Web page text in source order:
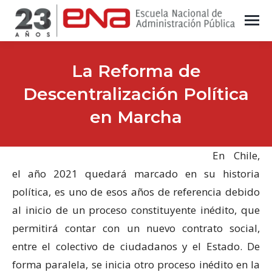
La Reforma de
Descentralización Política
en Marcha
En Chile,
el año 2021 quedará marcado en su historia
política, es uno de esos años de referencia debido
al inicio de un proceso constituyente inédito, que
permitirá contar con un nuevo contrato social,
entre el colectivo de ciudadanos y el Estado. De
forma paralela, se inicia otro proceso inédito en la